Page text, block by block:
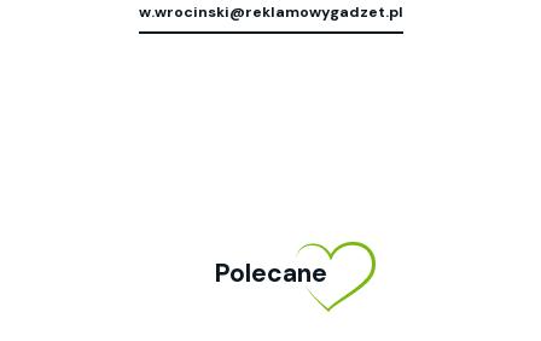
w.wrocinski@reklamowygadzet.pl
Polecane